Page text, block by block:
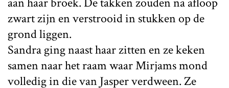
zwart zijn en verstrooid in stukken op de
grond liggen.
Sandra ging naast haar zitten en ze keken
samen naar het raam waar Mirjams mond
volledig in die van Jasper verdween. Ze